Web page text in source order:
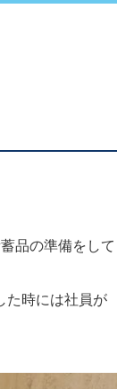
品の準備をして
た時には社員が